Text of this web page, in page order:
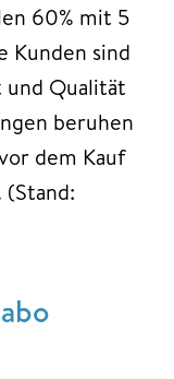
60% mit 5
Kunden sind
Qualität
beruhen
dem Kauf